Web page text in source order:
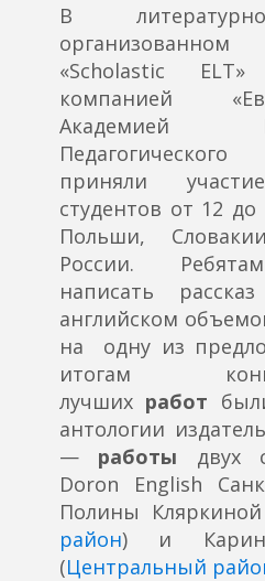
В
организованном
«Scholastic
компанией
Академией
приняли
студентов от 12
Польши,
России.
написать
английском
на одну из
итогам
лучших работ
антологии
— работы двух
Doron English
Полины
район) и
(Центральный